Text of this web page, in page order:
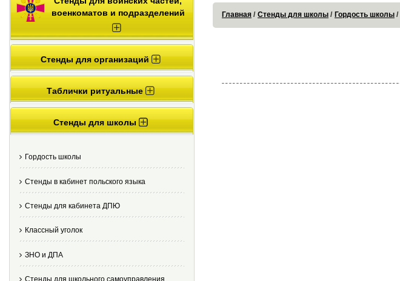
военкоматов и подразделений
Стенды для организаций
Таблички ритуальные
Стенды для школы
Гордость школы
Стенды в кабинет польского языка
Стенды для кабинета ДПЮ
Классный уголок
ЗНО и ДПА
Стенды для школьного самоуправления
Главная Стенды для школы Гордость школы